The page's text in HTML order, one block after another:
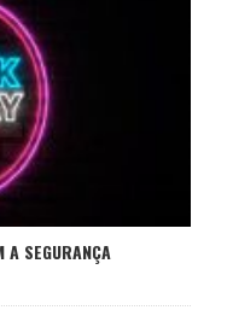
A SEGURANÇA